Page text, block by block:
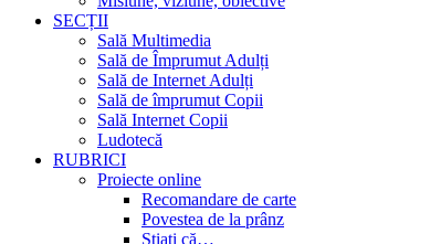
SECȚII
Sală Multimedia
Sală de Împrumut Adulți
Sală de Internet Adulți
Sală de împrumut Copii
Sală Internet Copii
Ludotecă
RUBRICI
Proiecte online
Recomandare de carte
Povestea de la prânz
Știați că…